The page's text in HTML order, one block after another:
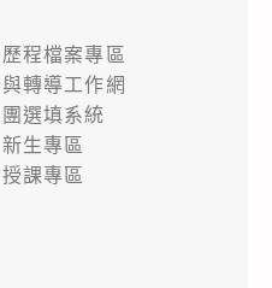
程檔案專區
轉導工作網
選填系統
新生專區
課專區